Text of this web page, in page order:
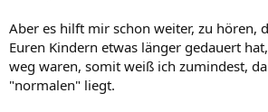
Aber es hilft mir schon weiter, zu hören,
Euren Kindern etwas länger gedauert
weg waren, somit weiß ich zumindest,
"normalen" liegt.